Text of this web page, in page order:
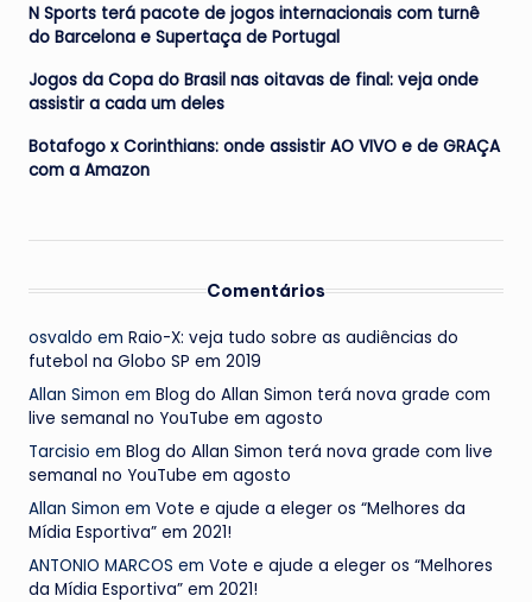
N Sports terá pacote de jogos internacionais com turnê
do Barcelona e Supertaça de Portugal
Jogos da Copa do Brasil nas oitavas de final: veja onde
assistir a cada um deles
Botafogo x Corinthians: onde assistir AO VIVO e de GRAÇA
com a Amazon
Comentários
osvaldo em Raio-X: veja tudo sobre as audiências do
futebol na Globo SP em 2019
Allan Simon em Blog do Allan Simon terá nova grade com
live semanal no YouTube em agosto
Tarcisio em Blog do Allan Simon terá nova grade com live
semanal no YouTube em agosto
Allan Simon em Vote e ajude a eleger os “Melhores da
Mídia Esportiva” em 2021!
ANTONIO MARCOS em Vote e ajude a eleger os “Melhores
da Mídia Esportiva” em 2021!